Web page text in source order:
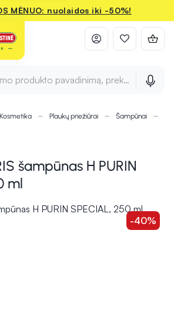
MĖNUO: nuolaidos iki -50%!
produkto pavadinimą, prekės ženklą ir
Kosmetika Plaukų priežiūrai Šampūnai
šampūnas H PURIN
ml
-40%